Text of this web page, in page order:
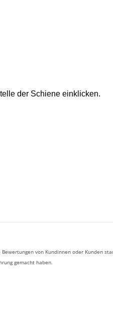
der Schiene einklicken.
von Kundinnen oder Kunden
gemacht haben.